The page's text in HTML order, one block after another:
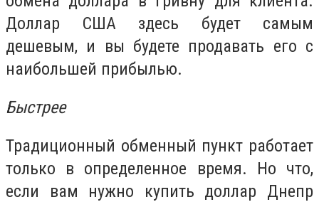
Доллар США здесь будет самым
дешевым, и вы будете продавать его с
наибольшей прибылью.
Быстрее
Традиционный обменный пункт работает
только в определенное время. Но что,
если вам нужно купить доллар Днепр